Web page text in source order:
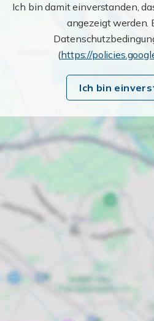
Ich bin damit einverstanden,
angezeigt werden.
(https://
Ich bin